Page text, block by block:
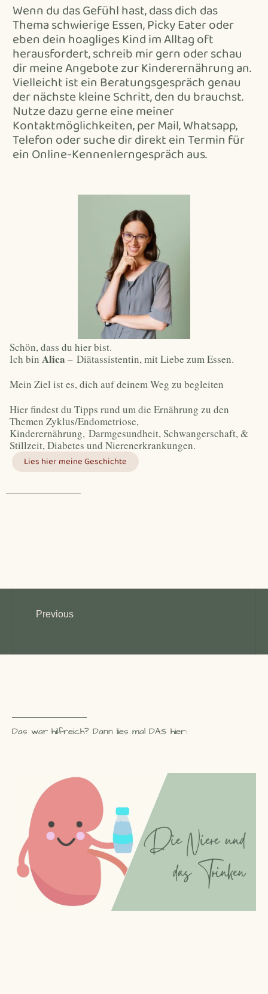
Wenn du das Gefühl hast, dass dich das
Thema schwierige Essen, Picky Eater oder
eben dein hoagliges Kind im Alltag oft
herausfordert,schreib mir gern oder schau
dirmeine Angebote zur Kinderernährungan.
Vielleicht ist ein Beratungsgespräch genau
der nächste kleine Schritt, den du brauchst.
Nutze dazu gerne eine meiner
Kontaktmöglichkeiten,per Mail,Whatsapp,
Telefon oder suche dir direkt ein Termin für
ein Online-Kennenlerngespräch aus.
Schön, dass du hier bist.
Ich bin Alica – Diätassistentin, mit Liebe zum Essen.
Mein Ziel ist es, dich auf deinem Weg zu begleiten
Hier findest du Tipps rund um die Ernährung zu den
Themen Zyklus/Endometriose,
Kinderernährung, Darmgesundheit, Schwangerschaft, &
Stillzeit, Diabetes und Nierenerkrankungen.
Lies hier meine Geschichte
Previous
Das war hilfreich? Dann lies mal DAS hier: